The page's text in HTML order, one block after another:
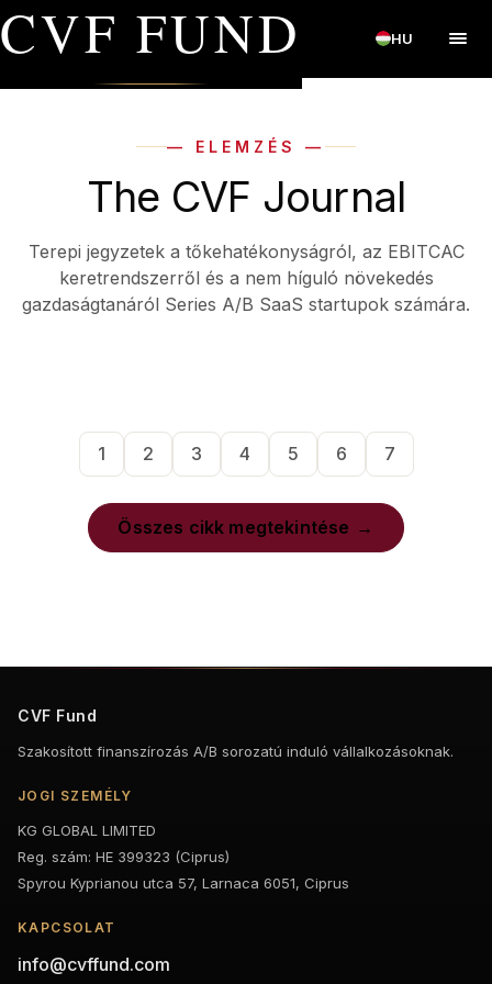
CVF FUND HU
— ELEMZÉS —
The CVF Journal
Terepi jegyzetek a tőkehatékonyságról, az EBITCAC
keretrendszerről és a nem híguló növekedés
gazdaságtanáról Series A/B SaaS startupok számára.
1 2 3 4 5 6 7
Összes cikk megtekintése
CVF Fund
Szakosított finanszírozás A/B sorozatú induló vállalkozásoknak.
JOGI SZEMÉLY
KG GLOBAL LIMITED
Reg. szám: HE 399323 (Ciprus)
Spyrou Kyprianou utca 57, Larnaca 6051, Ciprus
KAPCSOLAT
info@cvffund.com